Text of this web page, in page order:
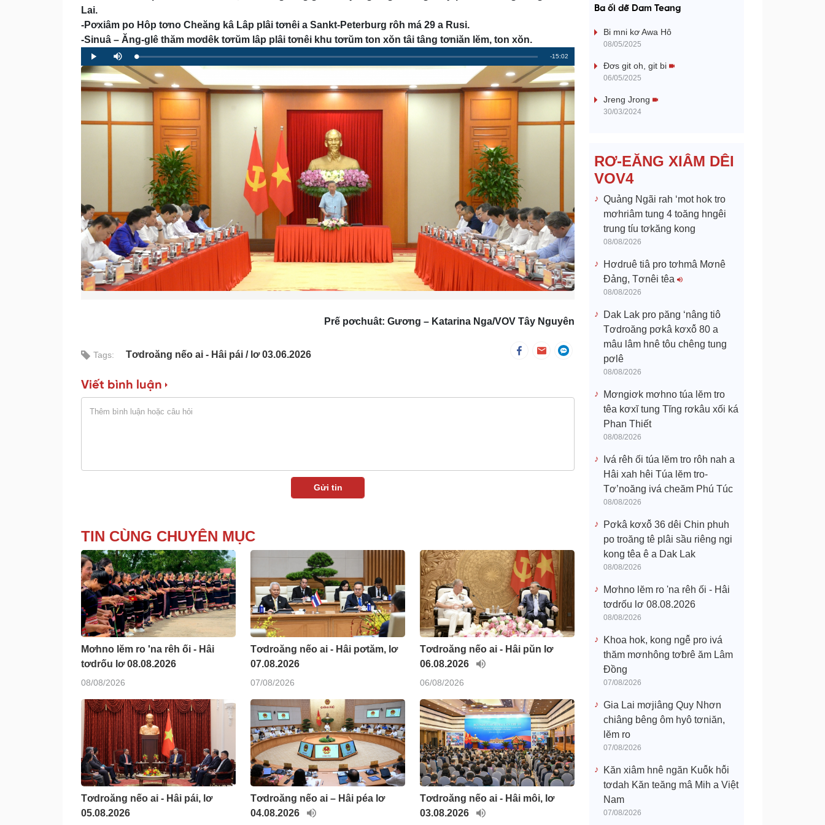
Lai.
-Pơxiâm po Hôp tơno Cheăng kâ Lâp plâi tơnêi a Sankt-Peterburg rôh má 29 a Rusi.
-Sinuâ – Ăng-glê thăm mơdêk tơrŭm lâp plâi tơnêi khu tơrŭm ton xŏn tâi tâng tơniăn lĕm, ton xŏn.
Play Mute Loaded:
0%
Progress:
0%
Remaining
Time
-15:02
Prế pơchuât: Gương – Katarina Nga/VOV Tây Nguyên
Tags: Tơdroăng nếo ai - Hâi pái lơ 03.06.2026
Viết bình luận
TIN CÙNG CHUYÊN MỤC
Mơhno lĕm ro 'na rêh ối - Hâi
tơdrốu lơ 08.08.2026
08/08/2026
Tơdroăng nếo ai - Hâi pơtăm, lơ
07.08.2026
07/08/2026
Tơdroăng nếo ai - Hâi pŭn lơ
06.08.2026
06/08/2026
Tơdroăng nếo ai - Hâi pái, lơ
05.08.2026
Tơdroăng nếo ai – Hâi péa lơ
04.08.2026
Tơdroăng nếo ai - Hâi môi, lơ
03.08.2026
a
y
V
o
Ba ối dê̆ Dam Teang
Bi mni kơ Awa Hô
08/05/2025
Đơs git oh, git bi
06/05/2025
Jreng Jrong
30/03/2024
RƠ-EĂNG XIÂM DÊI
VOV4
Quảng Ngãi rah ‘mot hok tro
mơhriâm tung 4 toăng hngêi
trung tíu tơkăng kong
08/08/2026
Hơdruê tiâ pro tơhmâ Mơnê
Đảng, Tơnêi têa
08/08/2026
Dak Lak pro păng ‘nâng tiô
Tơdroăng pơkâ kơxô̆ 80 a
mâu lâm hnê tôu chêng tung
pơlê
08/08/2026
Mơngiơk mơhno túa lĕm tro
têa kơxĭ tung Tĭng rơkâu xối ká
Phan Thiết
08/08/2026
Ivá rêh ối túa lĕm tro rôh nah a
Hâi xah hêi Túa lĕm tro-
Tơ’noăng ivá cheăm Phú Túc
08/08/2026
Pơkâ kơxô̆ 36 dêi Chin phuh
po troăng tê plâi sầu riêng ngi
kong têa ê a Dak Lak
08/08/2026
Mơhno lĕm ro 'na rêh ối - Hâi
tơdrốu lơ 08.08.2026
08/08/2026
Khoa hok, kong ngê̆ pro ivá
thăm mơnhông tơƀrê ăm Lâm
Đồng
07/08/2026
Gia Lai mơjiâng Quy Nhơn
chiâng bêng ôm hyô tơniăn,
lĕm ro
07/08/2026
Kăn xiâm hnê ngăn Kuô̆k hô̆i
tơdah Kăn teăng mâ Mih a Việt
Nam
07/08/2026